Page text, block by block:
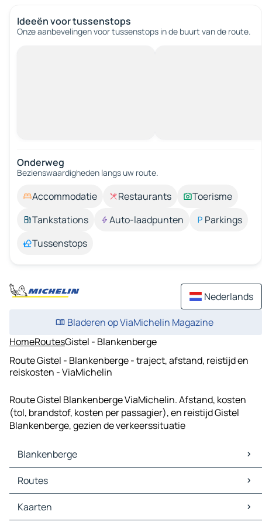
Ideeën voor tussenstops
Onze aanbevelingen voor tussenstops in de buurt van de route.
Onderweg
Bezienswaardigheden langs uw route.
Accommodatie Restaurants
Toerisme
Tankstations
Auto-laadpunten
Parkings
Tussenstops
Nederlands
Bladeren op ViaMichelin Magazine
HomeRoutesGistel - Blankenberge
Route Gistel - Blankenberge - traject, afstand, reistijd en
reiskosten - ViaMichelin
Route Gistel Blankenberge ViaMichelin. Afstand, kosten
(tol, brandstof, kosten per passagier), en reistijd Gistel
Blankenberge, gezien de verkeerssituatie
Blankenberge
Blankenberge Kaarten
Blankenberge Verkeer
Blankenberge Hotels
Blankenberge Restaurants
Routes
Routes Blankenberge - Brugge
Routes Blankenberge - Oostende
Kaarten